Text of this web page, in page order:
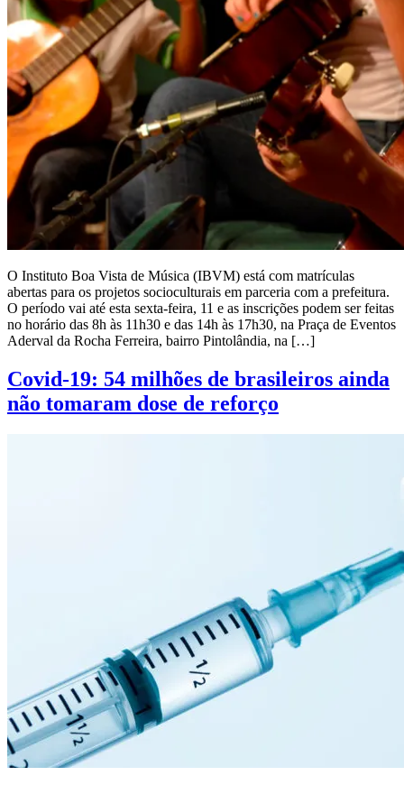
O Instituto Boa Vista de Música (IBVM) está com matrículas
abertas para os projetos socioculturais em parceria com a prefeitura.
O período vai até esta sexta-feira, 11 e as inscrições podem ser feitas
no horário das 8h às 11h30 e das 14h às 17h30, na Praça de Eventos
Aderval da Rocha Ferreira, bairro Pintolândia, na […]
Covid-19: 54 milhões de brasileiros ainda
não tomaram dose de reforço